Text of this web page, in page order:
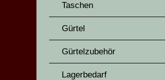
Taschen
Gürtel
Gürtelzubehör
Lagerbedarf